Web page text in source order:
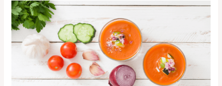
Sopes
i
cremes
fredes